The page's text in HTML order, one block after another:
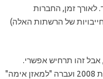
לאורך זמן, החברות
של הרשתות האלה)
זהו תרחיש אפשרי.
מלחמת המחירים האדירה נסתיימה באיזור שנת 2008 ועברה "למאזן אימה"